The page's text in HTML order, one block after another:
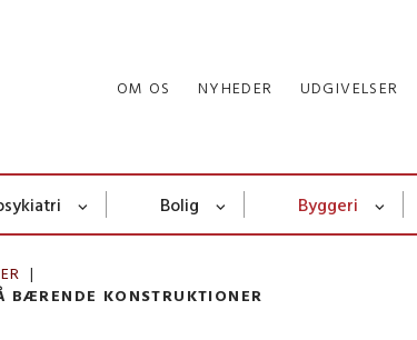
OM OS NYHEDER UDGIVELSER
Bolig Byggeri
BÆRENDE KONSTRUKTIONER